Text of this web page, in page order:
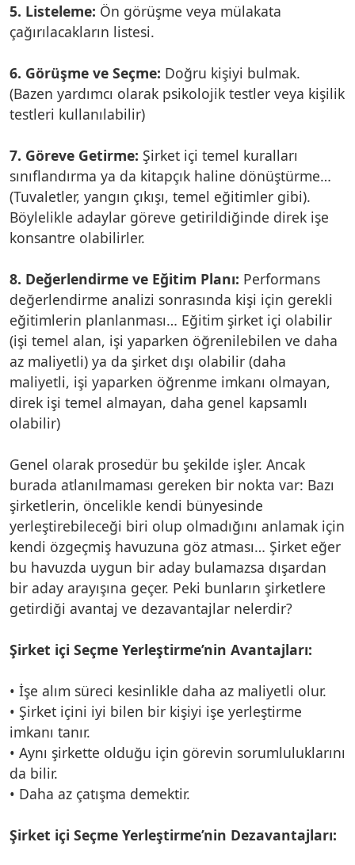
5. Listeleme: Ön görüşme veya mülakata
çağırılacakların listesi.
6. Görüşme ve Seçme: Doğru kişiyi bulmak.
(Bazen yardımcı olarak psikolojik testler veya kişilik
testleri kullanılabilir)
7. Göreve Getirme: Şirket içi temel kuralları
sınıflandırma ya da kitapçık haline dönüştürme…
(Tuvaletler, yangın çıkışı, temel eğitimler gibi).
Böylelikle adaylar göreve getirildiğinde direk işe
konsantre olabilirler.
8. Değerlendirme ve Eğitim Planı: Performans
değerlendirme analizi sonrasında kişi için gerekli
eğitimlerin planlanması… Eğitim şirket içi olabilir
(işi temel alan, işi yaparken öğrenilebilen ve daha
az maliyetli) ya da şirket dışı olabilir (daha
maliyetli, işi yaparken öğrenme imkanı olmayan,
direk işi temel almayan, daha genel kapsamlı
olabilir)
Genel olarak prosedür bu şekilde işler. Ancak
burada atlanılmaması gereken bir nokta var: Bazı
şirketlerin, öncelikle kendi bünyesinde
yerleştirebileceği biri olup olmadığını anlamak için
kendi özgeçmiş havuzuna göz atması… Şirket eğer
bu havuzda uygun bir aday bulamazsa dışardan
bir aday arayışına geçer. Peki bunların şirketlere
getirdiği avantaj ve dezavantajlar nelerdir?
Şirket içi Seçme Yerleştirme’nin Avantajları:
• İşe alım süreci kesinlikle daha az maliyetli olur.
• Şirket içini iyi bilen bir kişiyi işe yerleştirme
imkanı tanır.
• Aynı şirkette olduğu için görevin sorumluluklarını
da bilir.
• Daha az çatışma demektir.
Şirket içi Seçme Yerleştirme’nin Dezavantajları: